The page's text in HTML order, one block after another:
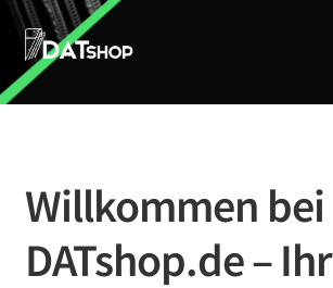
Zur
Navigation
springen
Zum
Inhalt
springen
Home
Mein Account
Kontakt
Willkommen bei
DATshop.de – Ihr